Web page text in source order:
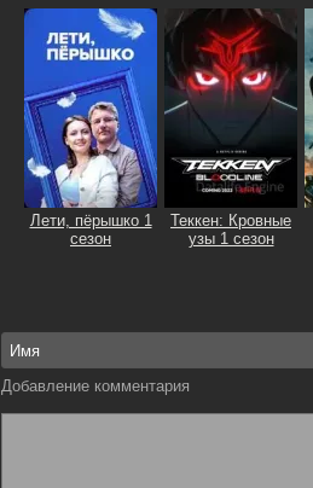
Лети, пёрышко 1
сезон
Теккен: Кровные
узы 1 сезон
Добавление комментария